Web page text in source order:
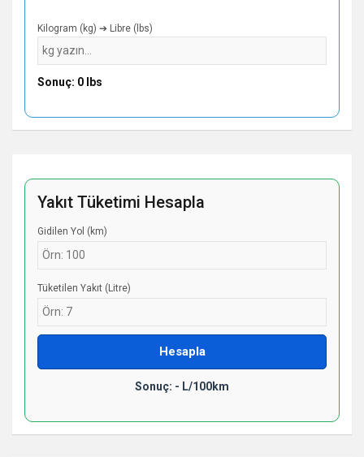
Kilogram (kg) ➔ Libre (lbs)
Sonuç: 0 lbs
Yakıt Tüketimi Hesapla
Gidilen Yol (km)
Tüketilen Yakıt (Litre)
Hesapla
Sonuç: - L/100km